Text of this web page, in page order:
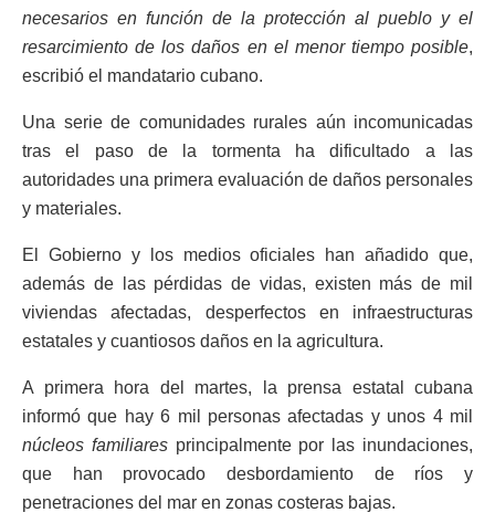
necesarios en función de la protección al pueblo y el
resarcimiento de los daños en el menor tiempo posible,
escribió el mandatario cubano.
Una serie de comunidades rurales aún incomunicadas
tras el paso de la tormenta ha dificultado a las
autoridades una primera evaluación de daños personales
y materiales.
El Gobierno y los medios oficiales han añadido que,
además de las pérdidas de vidas, existen más de mil
viviendas afectadas, desperfectos en infraestructuras
estatales y cuantiosos daños en la agricultura.
A primera hora del martes, la prensa estatal cubana
informó que hay 6 mil personas afectadas y unos 4 mil
núcleos familiaresprincipalmente por las inundaciones,
que han provocado desbordamiento de ríos y
penetraciones del mar en zonas costeras bajas.